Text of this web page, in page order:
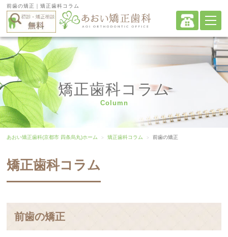
前歯の矯正｜矯正歯科コラム
矯正歯科コラム
Column
あおい矯正歯科(京都市 四条烏丸)ホーム 矯正歯科コラム 前歯の矯正
矯正歯科コラム
前歯の矯正